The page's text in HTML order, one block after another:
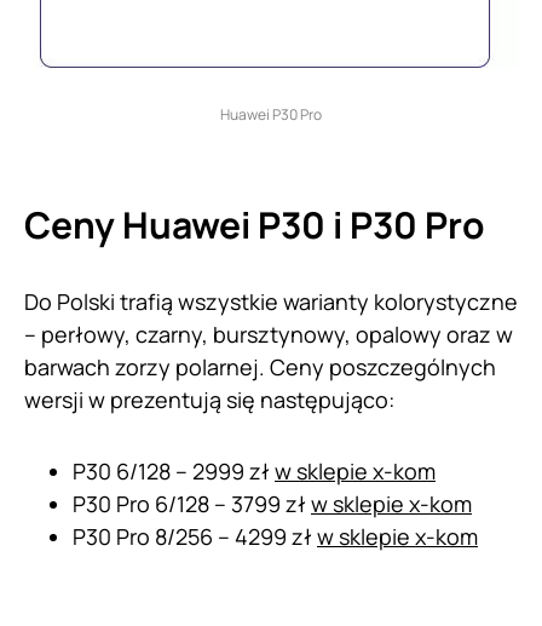
Huawei P30 Pro
Ceny Huawei P30 i P30 Pro
Do Polski trafią wszystkie warianty kolorystyczne
– perłowy, czarny, bursztynowy, opalowy oraz w
barwach zorzy polarnej. Ceny poszczególnych
wersji w prezentują się następująco:
P30 6/128 – 2999 zł w sklepie x-kom
P30 Pro 6/128 – 3799 zł w sklepie x-kom
P30 Pro 8/256 – 4299 zł w sklepie x-kom